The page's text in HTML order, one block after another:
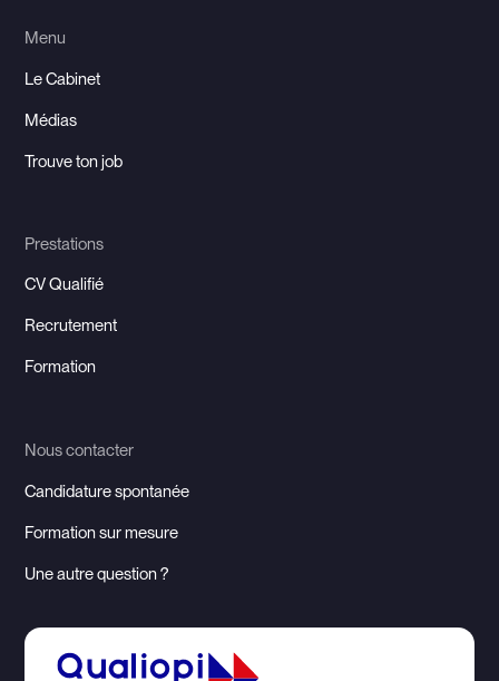
Menu
Le Cabinet
Médias
Trouve ton job
Prestations
CV Qualifié
Recrutement
Formation
Nous contacter
Candidature spontanée
Formation sur mesure
Une autre question ?